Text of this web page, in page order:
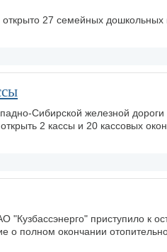
27 семейных дошкольных
Сибирской железной
2 кассы и 20 кассовых
приступило к
о полном окончании